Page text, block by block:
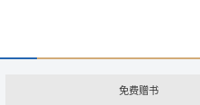
免费赠书